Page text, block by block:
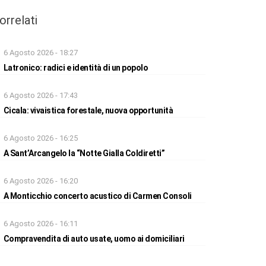
6 Agosto 2026 - 18:27
Latronico: radici e identità di un popolo
6 Agosto 2026 - 17:43
Cicala: vivaistica forestale, nuova opportunità
6 Agosto 2026 - 16:25
A Sant’Arcangelo la “Notte Gialla Coldiretti”
6 Agosto 2026 - 16:20
A Monticchio concerto acustico di Carmen Consoli
6 Agosto 2026 - 16:11
Compravendita di auto usate, uomo ai domiciliari